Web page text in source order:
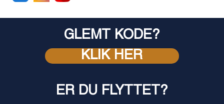
GLEMT KODE?
KLIK HER
ER DU FLYTTET?